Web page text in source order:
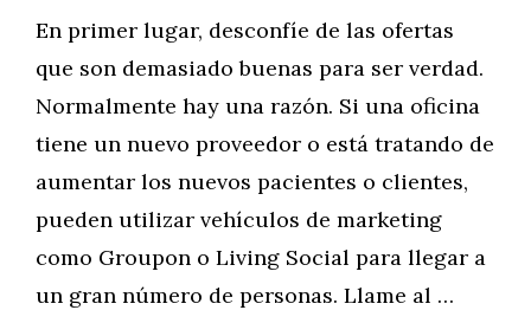
En primer lugar, desconfíe de las ofertas
que son demasiado buenas para ser verdad.
Normalmente hay una razón. Si una oficina
tiene un nuevo proveedor o está tratando de
aumentar los nuevos pacientes o clientes,
pueden utilizar vehículos de marketing
como Groupon o Living Social para llegar a
un gran número de personas. Llame al …